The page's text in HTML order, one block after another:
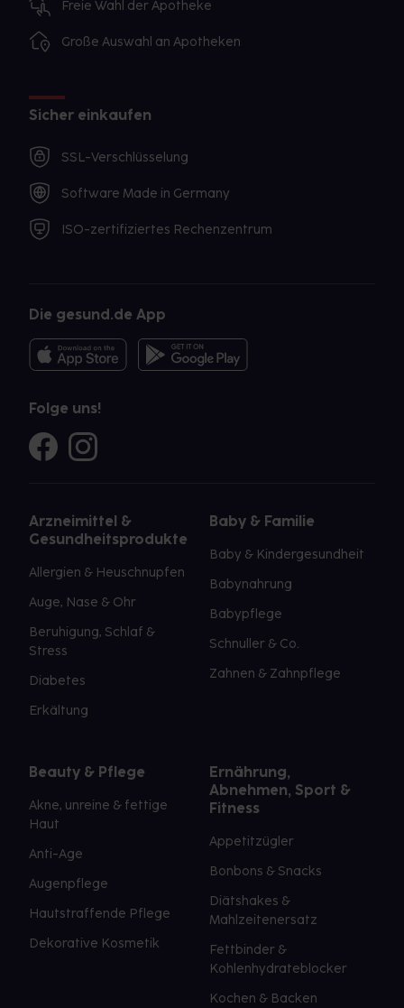
Freie Wahl der Apotheke
Große Auswahl an Apotheken
Sicher einkaufen
SSL-Verschlüsselung
Software Made in Germany
ISO-zertifiziertes Rechenzentrum
Die gesund.de App
Folge uns!
Arzneimittel &
Gesundheitsprodukte
Allergien & Heuschnupfen
Auge, Nase & Ohr
Beruhigung, Schlaf &
Stress
Diabetes
Erkältung
Baby & Familie
Baby & Kindergesundheit
Babynahrung
Babypflege
Schnuller & Co.
Zahnen & Zahnpflege
Beauty & Pflege
Akne, unreine & fettige
Haut
Anti-Age
Augenpflege
Hautstraffende Pflege
Dekorative Kosmetik
Ernährung,
Abnehmen, Sport &
Fitness
Appetitzügler
Bonbons & Snacks
Diätshakes &
Mahlzeitenersatz
Fettbinder &
Kohlenhydrateblocker
Kochen & Backen